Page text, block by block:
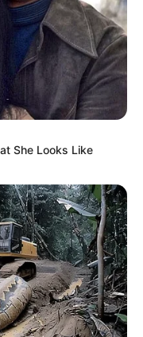
Menschen
zu einer Feier,
Die
Hier erfahren
eines
Unglück
She Looks Like